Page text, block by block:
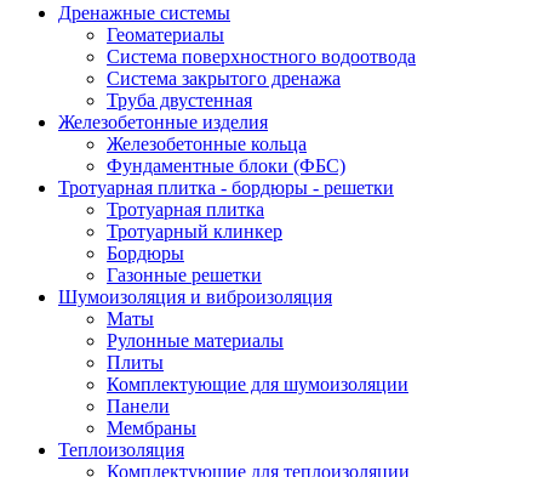
Дренажные системы
Геоматериалы
Система поверхностного водоотвода
Система закрытого дренажа
Труба двустенная
Железобетонные изделия
Железобетонные кольца
Фундаментные блоки (ФБС)
Тротуарная плитка - бордюры - решетки
Тротуарная плитка
Тротуарный клинкер
Бордюры
Газонные решетки
Шумоизоляция и виброизоляция
Маты
Рулонные материалы
Плиты
Комплектующие для шумоизоляции
Панели
Мембраны
Теплоизоляция
Комплектующие для теплоизоляции